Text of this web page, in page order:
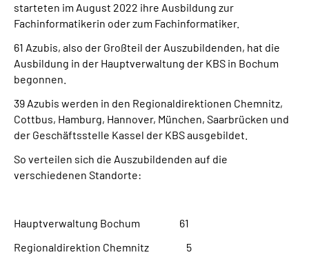
Suche
starteten im August 2022 ihre Ausbildung zur
Fachinformatikerin oder zum Fachinformatiker.
61 Azubis, also der Großteil der Auszubildenden, hat die
Ausbildung in der Hauptverwaltung der KBS in Bochum
begonnen.
39 Azubis werden in den Regionaldirektionen Chemnitz,
Cottbus, Hamburg, Hannover, München, Saarbrücken und
der Geschäftsstelle Kassel der KBS ausgebildet.
So verteilen sich die Auszubildenden auf die
verschiedenen Standorte:
Hauptverwaltung Bochum 61
Regionaldirektion Chemnitz 5